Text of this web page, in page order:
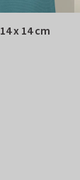
14 x 14 cm